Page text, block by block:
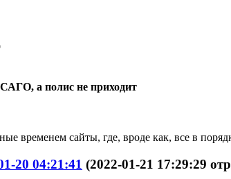
а полис не приходит
временем сайты, где, вроде как, все в
20 04:21:41 (2022-01-21 17:29:29